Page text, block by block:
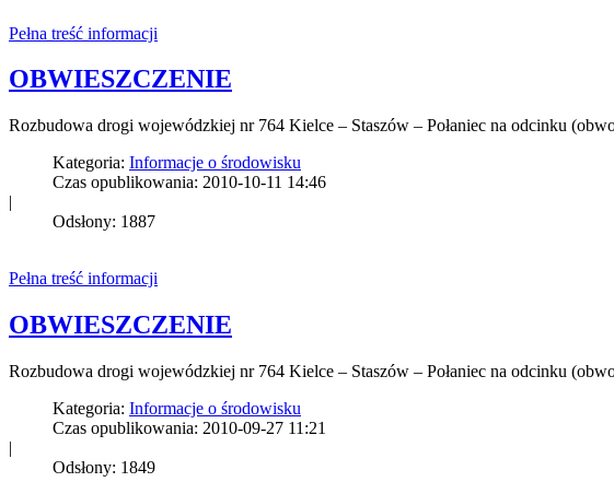
Pełna treść informacji
OBWIESZCZENIE
Rozbudowa drogi wojewódzkiej nr 764 Kielce – Staszów – Połaniec na odcinku
Kategoria: Informacje o środowisku
Czas opublikowania: 2010-10-11 14:46
|
Odsłony: 1887
Pełna treść informacji
OBWIESZCZENIE
Rozbudowa drogi wojewódzkiej nr 764 Kielce – Staszów – Połaniec na odcinku
Kategoria: Informacje o środowisku
Czas opublikowania: 2010-09-27 11:21
|
Odsłony: 1849